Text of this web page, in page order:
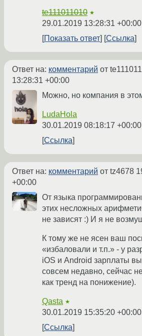
te111011010 ★
29.01.2019 13:28:31 +00:00
Показать ответ
Ссылка
Ответ на: комментарий от
13:28:31 +00:00
Можно, но компания в
LudaHola
30.01.2019 08:18:17 +00:00
Ссылка
Ответ на: комментарий от tz4678
+00:00
От языка
этих несложных
не зависят :) И я не
К тому же не ясен ваш
«избаловали и т.п.» - у
iOS и Android зарплаты
совсем недавно, сейчас
как тренд на понижение).
Qasta ★
30.01.2019 15:35:20 +00:00
Ссылка